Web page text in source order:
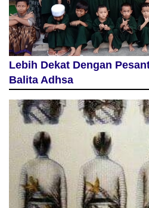
Lebih Dekat Dengan
Balita Adhsa